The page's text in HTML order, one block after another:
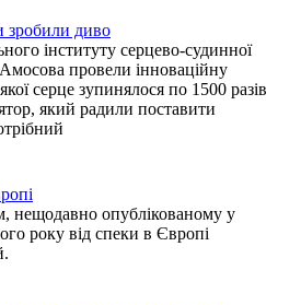
зробили диво
інституту серцево-судинної
провели інноваційну
серце зупинялося по 1500 разів
який радили поставити
нещодавно опублікованому у
року від спеки в Європі